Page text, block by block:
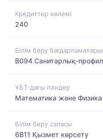
Кредиттер көлемі
240
Білім беру
B094 Санитарлық-
ҰБТ-дағы пәндер
Математика және Физика
Білім беру саласы
6B11 Қызмет көрсету